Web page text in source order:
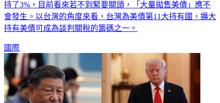
持了3%，目前看來若不到緊要關頭，「大量拋售美債」應不
會發生。以台灣的角度來看，台灣為美債第11大持有國，擴大
持有美債可成為談判關稅的籌碼之一。
國際